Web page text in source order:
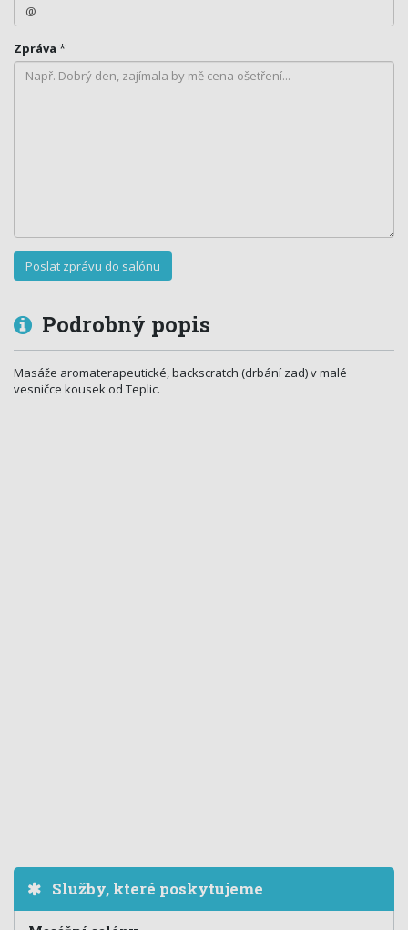
Zpráva *
Podrobný popis
Masáže aromaterapeutické, backscratch (drbání zad) v malé
vesničce kousek od Teplic.
Služby, které poskytujeme